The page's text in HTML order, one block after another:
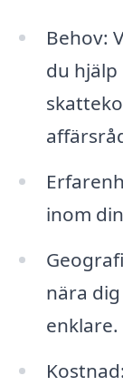
Behov:
du
inom
nära
enklare.